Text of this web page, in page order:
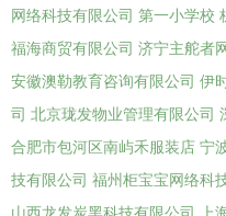
网络科技有限公司 第一小学校
福海商贸有限公司 济宁主舵者
安徽澳勒教育咨询有限公司 伊
司 北京珑发物业管理有限公司
合肥市包河区南屿禾服装店 宁
技有限公司 福州柜宝宝网络科